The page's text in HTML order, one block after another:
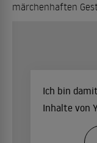
märchenhaften
Ich bin
Inhalte von